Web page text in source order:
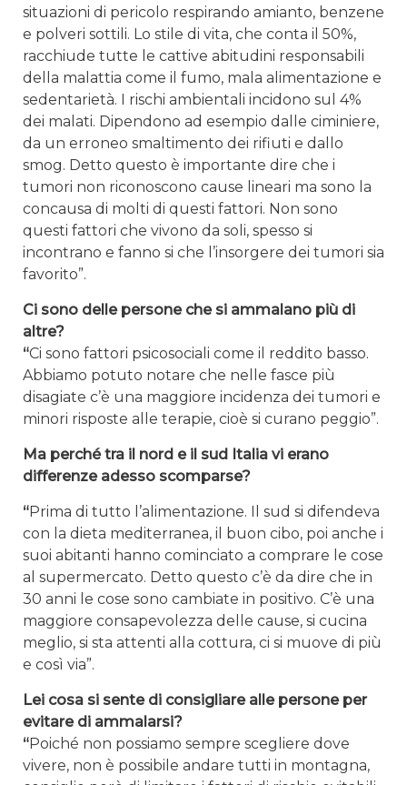
situazioni di pericolo respirando amianto, benzene
e polveri sottili. Lo stile di vita, che conta il 50%,
racchiude tutte le cattive abitudini responsabili
della malattia come il fumo, mala alimentazione e
sedentarietà. I rischi ambientali incidono sul 4%
dei malati. Dipendono ad esempio dalle ciminiere,
da un erroneo smaltimento dei rifiuti e dallo
smog. Detto questo è importante dire che i
tumori non riconoscono cause lineari ma sono la
concausa di molti di questi fattori. Non sono
questi fattori che vivono da soli, spesso si
incontrano e fanno si che l’insorgere dei tumori sia
favorito”.
Ci sono delle persone che si ammalano più di
altre?
“Ci sono fattori psicosociali come il reddito basso.
Abbiamo potuto notare che nelle fasce più
disagiate c’è una maggiore incidenza dei tumori e
minori risposte alle terapie, cioè si curano peggio”.
Ma perché tra il nord e il sud Italia vi erano
differenze adesso scomparse?
“Prima di tutto l’alimentazione. Il sud si difendeva
con la dieta mediterranea, il buon cibo, poi anche i
suoi abitanti hanno cominciato a comprare le cose
al supermercato. Detto questo c’è da dire che in
30 anni le cose sono cambiate in positivo. C’è una
maggiore consapevolezza delle cause, si cucina
meglio, si sta attenti alla cottura, ci si muove di più
e così via”.
Lei cosa si sente di consigliare alle persone per
evitare di ammalarsi?
“Poiché non possiamo sempre scegliere dove
vivere, non è possibile andare tutti in montagna,